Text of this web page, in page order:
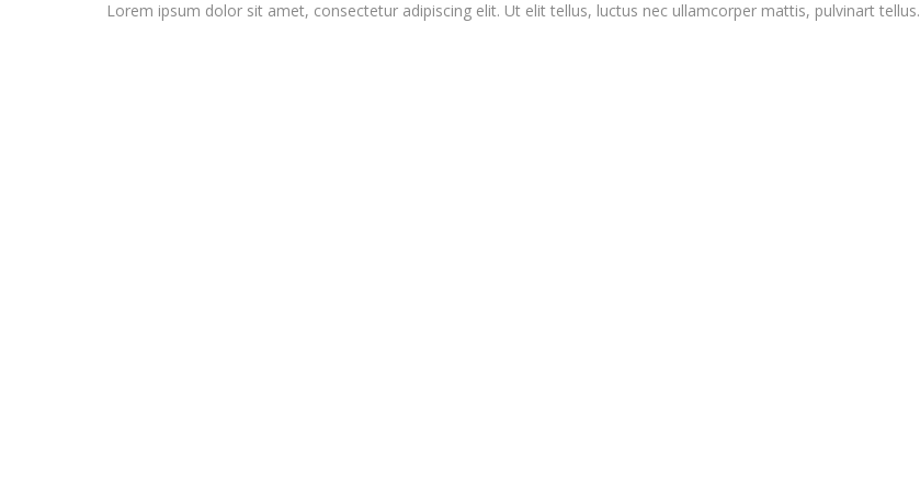
Lorem ipsum dolor sit amet, consectetur adipiscing elit. Ut elit tellus, luctus nec ullamcorper mattis, pulvinart tellus.